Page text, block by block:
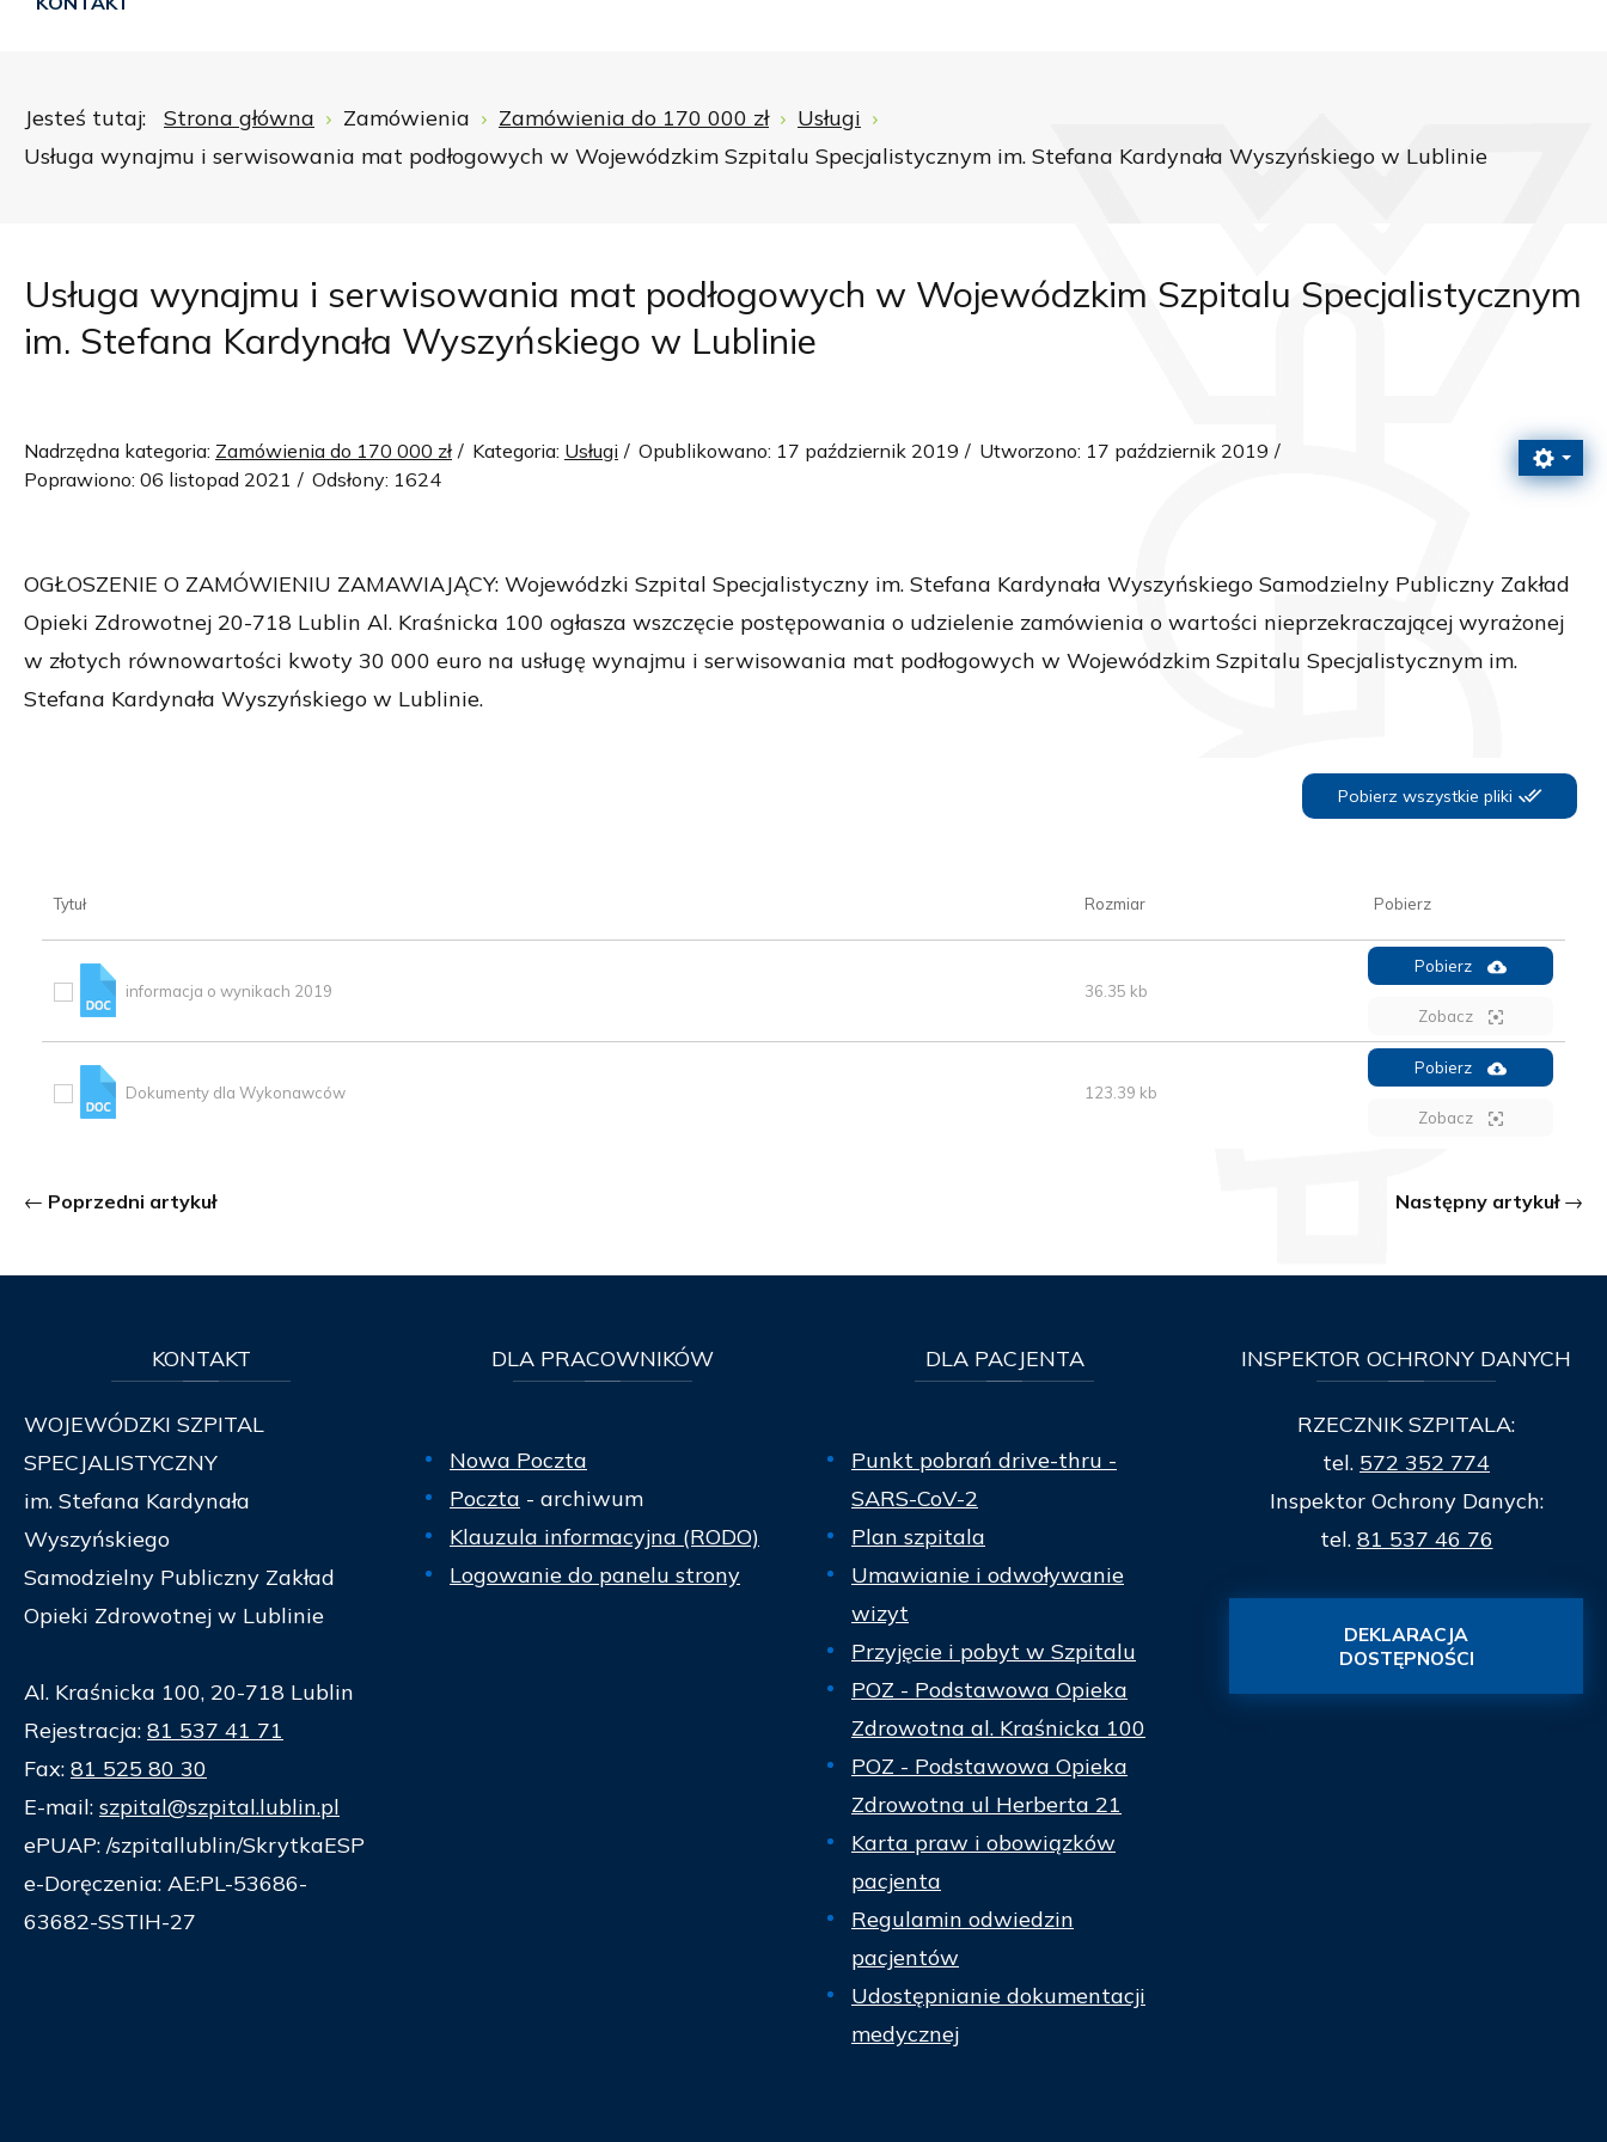
Jesteś tutaj: Strona główna Zamówienia Zamówienia do 170 000 zł
Usługi
Usługa wynajmu i serwisowania mat podłogowych w Wojewódzkim Szpitalu Specjalistycznym im. Stefana Kardynała Wyszyńskiego w Lublinie
Usługa wynajmu i serwisowania mat podłogowych w Wojewódzkim Szpitalu Specjalistycznym
im. Stefana Kardynała Wyszyńskiego w Lublinie
Nadrzędna kategoria: Zamówienia do 170 000 zł Kategoria: Usługi Opublikowano: 17 październik 2019
Utworzono: 17 październik 2019
Poprawiono: 06 listopad 2021
Odsłony: 1624
OGŁOSZENIE O ZAMÓWIENIU ZAMAWIAJĄCY: Wojewódzki Szpital Specjalistyczny im. Stefana Kardynała Wyszyńskiego Samodzielny Publiczny Zakład
Opieki Zdrowotnej 20-718 Lublin Al. Kraśnicka 100 ogłasza wszczęcie postępowania o udzielenie zamówienia o wartości nieprzekraczającej wyrażonej
w złotych równowartości kwoty 30 000 euro na usługę wynajmu i serwisowania mat podłogowych w Wojewódzkim Szpitalu Specjalistycznym im.
Stefana Kardynała Wyszyńskiego w Lublinie.
Pobierz wszystkie pliki
Tytuł Rozmiar Pobierz
informacja o wynikach 2019 36.35 kb
Pobierz
Zobacz
Dokumenty dla Wykonawców 123.39 kb
Pobierz
Zobacz
Poprzedni artykuł Następny artykuł
KONTAKT
WOJEWÓDZKI SZPITAL
SPECJALISTYCZNY
im. Stefana Kardynała
Wyszyńskiego
Samodzielny Publiczny Zakład
Opieki Zdrowotnej w Lublinie
Al. Kraśnicka 100, 20-718 Lublin
Rejestracja: 81 537 41 71
Fax: 81 525 80 30
E-mail: szpital@szpital.lublin.pl
ePUAP: /szpitallublin/SkrytkaESP
e-Doręczenia: AE:PL-53686-
63682-SSTIH-27
DLA PRACOWNIKÓW
Nowa Poczta
Poczta - archiwum
Klauzula informacyjna (RODO)
Logowanie do panelu strony
DLAPACJENTA
Punkt pobrań drive-thru -
SARS-CoV-2
Plan szpitala
Umawianie i odwoływanie
wizyt
Przyjęcie i pobyt w Szpitalu
POZ - Podstawowa Opieka
Zdrowotna al. Kraśnicka 100
POZ - Podstawowa Opieka
Zdrowotna ul Herberta 21
Karta praw i obowiązków
pacjenta
Regulamin odwiedzin
pacjentów
Udostępnianie dokumentacji
medycznej
INSPEKTOR OCHRONY DANYCH
RZECZNIK SZPITALA:
tel. 572 352 774
Inspektor Ochrony Danych:
tel. 81 537 46 76
DEKLARACJA
DOSTĘPNOŚCI